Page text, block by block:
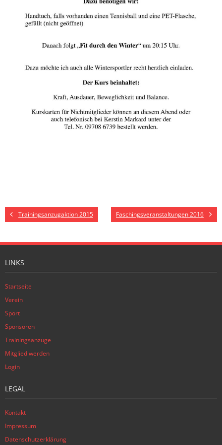
Trainingsanzugaktion 2015 Faschingsveranstaltungen 2016
LINKS
Startseite
Verein
Sport
Sponsoren
Trainingsanzüge
Mitglied werden
Login
LEGAL
Kontakt
Impressum
Datenschutzerklärung